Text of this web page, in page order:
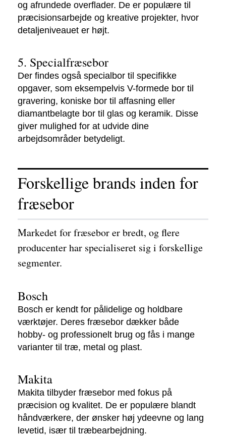
og afrundede overflader. De er populære til
præcisionsarbejde og kreative projekter, hvor
detaljeniveauet er højt.
5. Specialfræsebor
Der findes også specialbor til specifikke
opgaver, som eksempelvis V-formede bor til
gravering, koniske bor til affasning eller
diamantbelagte bor til glas og keramik. Disse
giver mulighed for at udvide dine
arbejdsområder betydeligt.
Forskellige brands inden for
fræsebor
Markedet for fræsebor er bredt, og flere
producenter har specialiseret sig i forskellige
segmenter.
Bosch
Bosch er kendt for pålidelige og holdbare
værktøjer. Deres fræsebor dækker både
hobby- og professionelt brug og fås i mange
varianter til træ, metal og plast.
Makita
Makita tilbyder fræsebor med fokus på
præcision og kvalitet. De er populære blandt
håndværkere, der ønsker høj ydeevne og lang
levetid, især til træbearbejdning.